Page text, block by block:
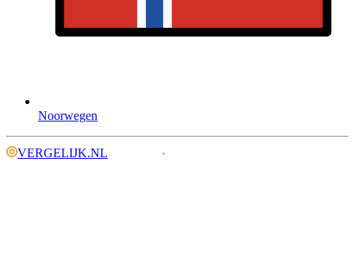
Noorwegen
VERGELIJK.NL